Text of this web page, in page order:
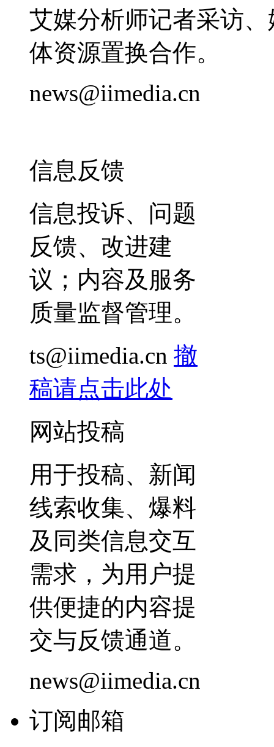
艾媒分析师记者采访
体资源置换合作。
news@iimedia.cn
信息反馈
信息投诉、问题
反馈、改进建
议；内容及服务
质量监督管理。
ts@iimedia.cn 撤
稿请点击此处
网站投稿
用于投稿、新闻
线索收集、爆料
及同类信息交互
需求，为用户提
供便捷的内容提
交与反馈通道。
news@iimedia.cn
订阅邮箱